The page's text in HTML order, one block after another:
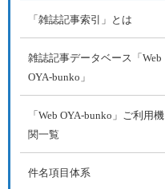
「雑誌記事索引」とは
雑誌記事データベース「Web
OYA-bunko」
「Web OYA-bunko」ご利用機
関一覧
件名項目体系